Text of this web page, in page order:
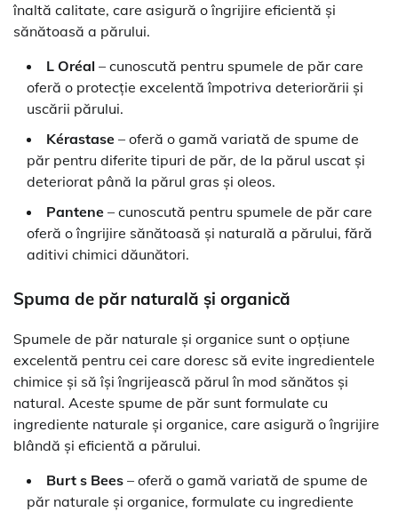
înaltă calitate, care asigură o îngrijire eficientă și
sănătoasă a părului.
L Oréal – cunoscută pentru spumele de păr care
oferă o protecție excelentă împotriva deteriorării și
uscării părului.
Kérastase – oferă o gamă variată de spume de
păr pentru diferite tipuri de păr, de la părul uscat și
deteriorat până la părul gras și oleos.
Pantene – cunoscută pentru spumele de păr care
oferă o îngrijire sănătoasă și naturală a părului, fără
aditivi chimici dăunători.
Spuma de păr naturală și organică
Spumele de păr naturale și organice sunt o opțiune
excelentă pentru cei care doresc să evite ingredientele
chimice și să își îngrijească părul în mod sănătos și
natural. Aceste spume de păr sunt formulate cu
ingrediente naturale și organice, care asigură o îngrijire
blândă și eficientă a părului.
Burt s Bees – oferă o gamă variată de spume de
păr naturale și organice, formulate cu ingrediente